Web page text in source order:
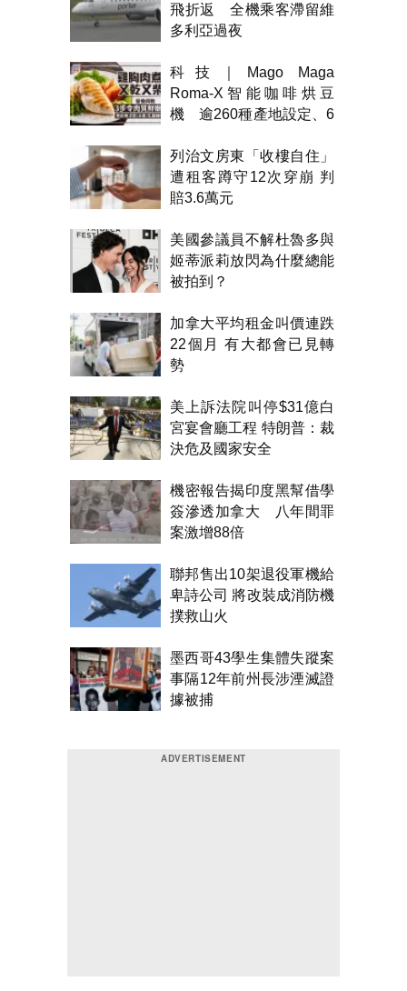
飛折返 全機乘客滯留維
多利亞過夜
科技｜Mago Maga
Roma-X智能咖啡烘豆
機 逾260種產地設定、6
列治文房東「收樓自住」
遭租客蹲守12次穿崩 判
賠3.6萬元
美國參議員不解杜魯多與
姬蒂派莉放閃為什麼總能
被拍到？
加拿大平均租金叫價連跌
22個月 有大都會已見轉
勢
美上訴法院叫停$31億白
宮宴會廳工程 特朗普：裁
決危及國家安全
機密報告揭印度黑幫借學
簽滲透加拿大 八年間罪
案激增88倍
聯邦售出10架退役軍機給
卑詩公司 將改裝成消防機
撲救山火
墨西哥43學生集體失蹤案
事隔12年前州長涉湮滅證
據被捕